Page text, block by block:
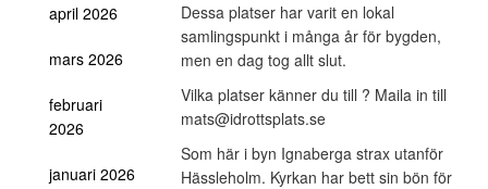
april 2026
mars 2026
februari
2026
januari 2026
Dessa platser har varit en lokal
samlingspunkt i många år för bygden,
men en dag tog allt slut.
Vilka platser känner du till ? Maila in till
mats@idrottsplats.se
Som här i byn Ignaberga strax utanför
Hässleholm. Kyrkan har bett sin bön för